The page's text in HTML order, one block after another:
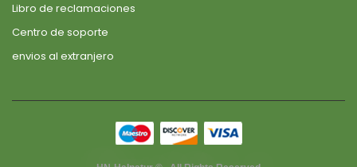
Libro de reclamaciones
Centro de soporte
envios al extranjero